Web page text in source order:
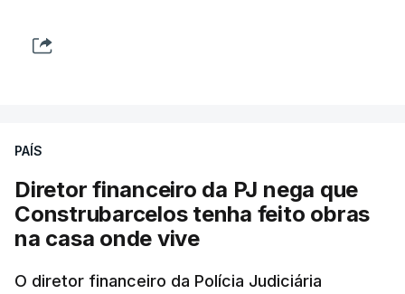
PAÍS
Diretor financeiro da PJ nega que
Construbarcelos tenha feito obras
na casa onde vive
O diretor financeiro da Polícia Judiciária